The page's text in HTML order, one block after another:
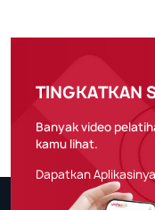
TINGKATKAN
Banyak video
kamu lihat.
Dapatkan